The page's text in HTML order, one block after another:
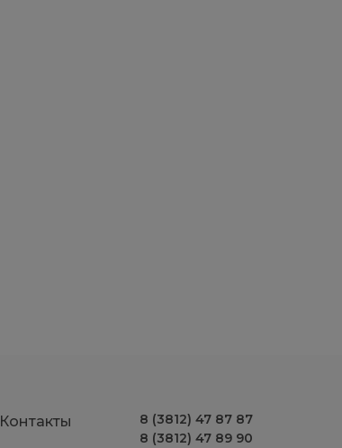
Контакты
8 (3812) 47 87 87
8 (3812) 47 89 90